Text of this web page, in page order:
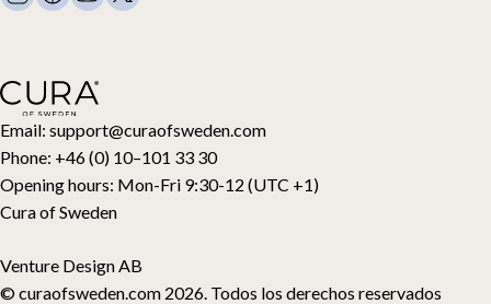
dentro de los dos meses desde que se descubrió el defecto se
Email: support@curaofsweden.com
Phone: +46 (0) 10–101 33 30
Opening hours: Mon-Fri 9:30-12 (UTC +1)
Cura of Sweden
Venture Design AB
© curaofsweden.com 2026. Todos los derechos reservados
Almohadas y más
Cubrecolchones
Tarjeta regalo